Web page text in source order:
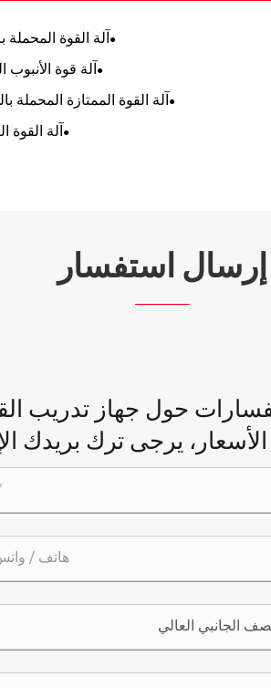
آلة القوة المحملة
آلة قوة الأنبوب
آلة القوة الممتازة المحملة
آلة القوة
إرسال استفسار
حول جهاز تدريب
يرجى ترك بريدك